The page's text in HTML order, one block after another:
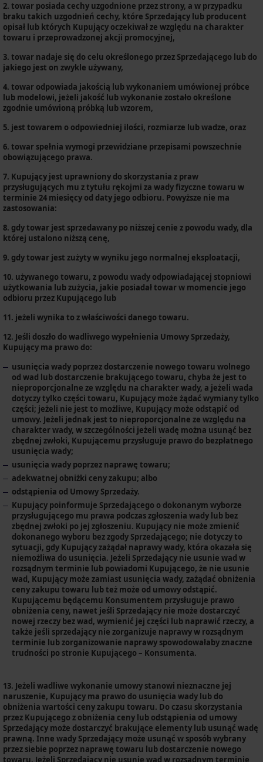
2. towar posiada cechy uzgodnione przez strony, a w przypadku
braku takich uzgodnień cechy, które Sprzedający lub producent
opisał lub których Kupujący oczekiwał ze względu na charakter
towaru i przeprowadzonej akcji promocyjnej,
3. towar nadaje się do celu określonego przez Sprzedającego lub do
jakiego jest on zwykle używany,
4. towar odpowiada jakością lub wykonaniem umówionej próbce
lub modelowi, jeżeli jakość lub wykonanie zostało określone
zgodnie umówioną próbką lub wzorem,
5. jest towarem o odpowiedniej ilości, rozmiarze lub wadze, oraz
6. towar spełnia wymogi przewidziane przepisami powszechnie
obowiązującego prawa.
7. Kupujący jest uprawniony do skorzystania z praw
przysługujących mu z tytułu rękojmi za wady fizyczne towaru w
terminie 24 miesięcy od daty jego odbioru. Powyższe nie ma
zastosowania:
8. gdy towar jest sprzedawany po niższej cenie z powodu wady, dla
której ustalono niższą cenę,
9. gdy towar jest zużyty w wyniku jego normalnej eksploatacji,
10. używanego towaru, z powodu wady odpowiadającej stopniowi
użytkowania lub zużycia, jakie posiadał towar w momencie jego
odbioru przez Kupującego lub
11. jeżeli wynika to z właściwości danego towaru.
12. Jeśli doszło do wadliwego wypełnienia Umowy Sprzedaży,
Kupujący ma prawo do:
usunięcia wady poprzez dostarczenie nowego towaru wolnego
od wad lub dostarczenie brakującego towaru, chyba że jest to
nieproporcjonalne ze względu na charakter wady, a jeżeli wada
dotyczy tylko części towaru, Kupujący może żądać wymiany tylko
części; jeżeli nie jest to możliwe, Kupujący może odstąpić od
umowy. Jeżeli jednak jest to nieproporcjonalne ze względu na
charakter wady, w szczególności jeżeli wadę można usunąć bez
zbędnej zwłoki, Kupującemu przysługuje prawo do bezpłatnego
usunięcia wady;
usunięcia wady poprzez naprawę towaru;
adekwatnej obniżki ceny zakupu; albo
odstąpienia od Umowy Sprzedaży.
Kupujący poinformuje Sprzedającego o dokonanym wyborze
przysługującego mu prawa podczas zgłoszenia wady lub bez
zbędnej zwłoki po jej zgłoszeniu. Kupujący nie może zmienić
dokonanego wyboru bez zgody Sprzedającego; nie dotyczy to
sytuacji, gdy Kupujący zażądał naprawy wady, która okazała się
niemożliwa do usunięcia. Jeżeli Sprzedający nie usunie wad w
rozsądnym terminie lub powiadomi Kupującego, że nie usunie
wad, Kupujący może zamiast usunięcia wady, zażądać obniżenia
ceny zakupu towaru lub też może od umowy odstąpić.
Kupującemu będącemu Konsumentem przysługuje prawo
obniżenia ceny, nawet jeśli Sprzedający nie może dostarczyć
nowej rzeczy bez wad, wymienić jej części lub naprawić rzeczy, a
także jeśli sprzedający nie zorganizuje naprawy w rozsądnym
terminie lub zorganizowanie naprawy spowodowałaby znaczne
trudności po stronie Kupującego – Konsumenta.
13. Jeżeli wadliwe wykonanie umowy stanowi nieznaczne jej
naruszenie, Kupujący ma prawo do usunięcia wady lub do
obniżenia wartości ceny zakupu towaru. Do czasu skorzystania
przez Kupującego z obniżenia ceny lub odstąpienia od umowy
Sprzedający może dostarczyć brakujące elementy lub usunąć wadę
prawną. Inne wady Sprzedający może usunąć w sposób wybrany
przez siebie poprzez naprawę towaru lub dostarczenie nowego
towaru. Jeżeli Sprzedający nie usunie wad w rozsądnym terminie